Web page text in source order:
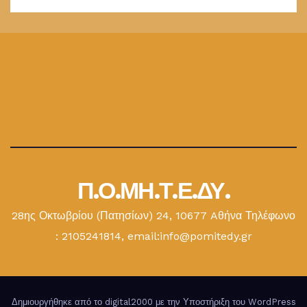
Π.Ο.ΜΗ.Τ.Ε.ΔΥ.
28ης Οκτωβρίου (Πατησίων) 24, 10677 Aθήνα Τηλέφωνο
: 2105241814, email:info@pomitedy.gr
Δημιουργήθηκε από το digital2000 με την Υποστήριξη του WordPress